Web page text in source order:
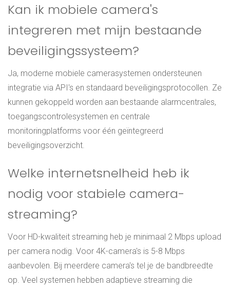
Kan ik mobiele camera's
integreren met mijn bestaande
beveiligingssysteem?
Ja, moderne mobiele camerasystemen ondersteunen
integratie via API's en standaard beveiligingsprotocollen. Ze
kunnen gekoppeld worden aan bestaande alarmcentrales,
toegangscontrolesystemen en centrale
monitoringplatforms voor één geïntegreerd
beveiligingsoverzicht.
Welke internetsnelheid heb ik
nodig voor stabiele camera-
streaming?
Voor HD-kwaliteit streaming heb je minimaal 2 Mbps upload
per camera nodig. Voor 4K-camera's is 5-8 Mbps
aanbevolen. Bij meerdere camera's tel je de bandbreedte
op. Veel systemen hebben adaptieve streaming die